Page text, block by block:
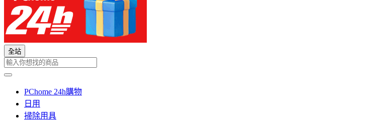
全站
PChome 24h購物
日用
掃除用具